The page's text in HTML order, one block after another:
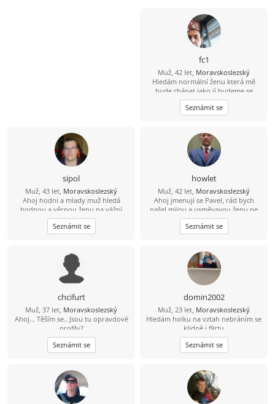
fc1
Muž, 42 let, Moravskoslezský
Hledám normální ženu která mě
bude chápat jako jí budeme se
podporovat navzájem v dobrém i
zlem nesnáším nevěru a která ví co
od života chce
Seznámit se
sipol
Muž, 43 let, Moravskoslezský
Ahoj hodni a mlady muž hledá
hodnou a věrnou ženu na vážní
seznámení lásku .
Seznámit se
howlet
Muž, 42 let, Moravskoslezský
Ahoj jmenuji se Pavel, rád bych
našel milou a usměvavou ženu ne
jen na pokec ale pokud možno i na
vážný vztah mezi 26 a 49 lety, pokud
budeš chtít ozvi se, budu moc rád
Seznámit se
chcifurt
Muž, 37 let, Moravskoslezský
Ahoj... Těším se.. Jsou tu opravdové
profily?
Seznámit se
domin2002
Muž, 23 let, Moravskoslezský
Hledám holku na vztah nebráním se
klidně i flirtu
Seznámit se